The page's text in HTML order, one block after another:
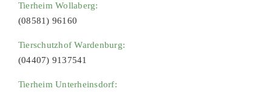
Tierheim Wollaberg:
(08581) 96160
Tierschutzhof Wardenburg:
(04407) 9137541
Tierheim Unterheinsdorf: